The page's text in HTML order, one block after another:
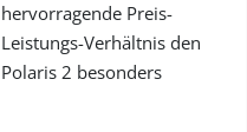
hervorragende Preis-
Leistungs-Verhältnis den
Polaris 2 besonders